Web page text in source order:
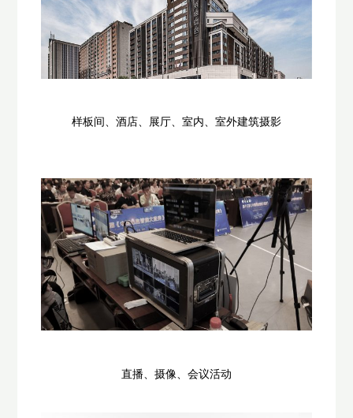
样板间、酒店、展厅、室内、室外建筑摄影
直播、摄像、会议活动